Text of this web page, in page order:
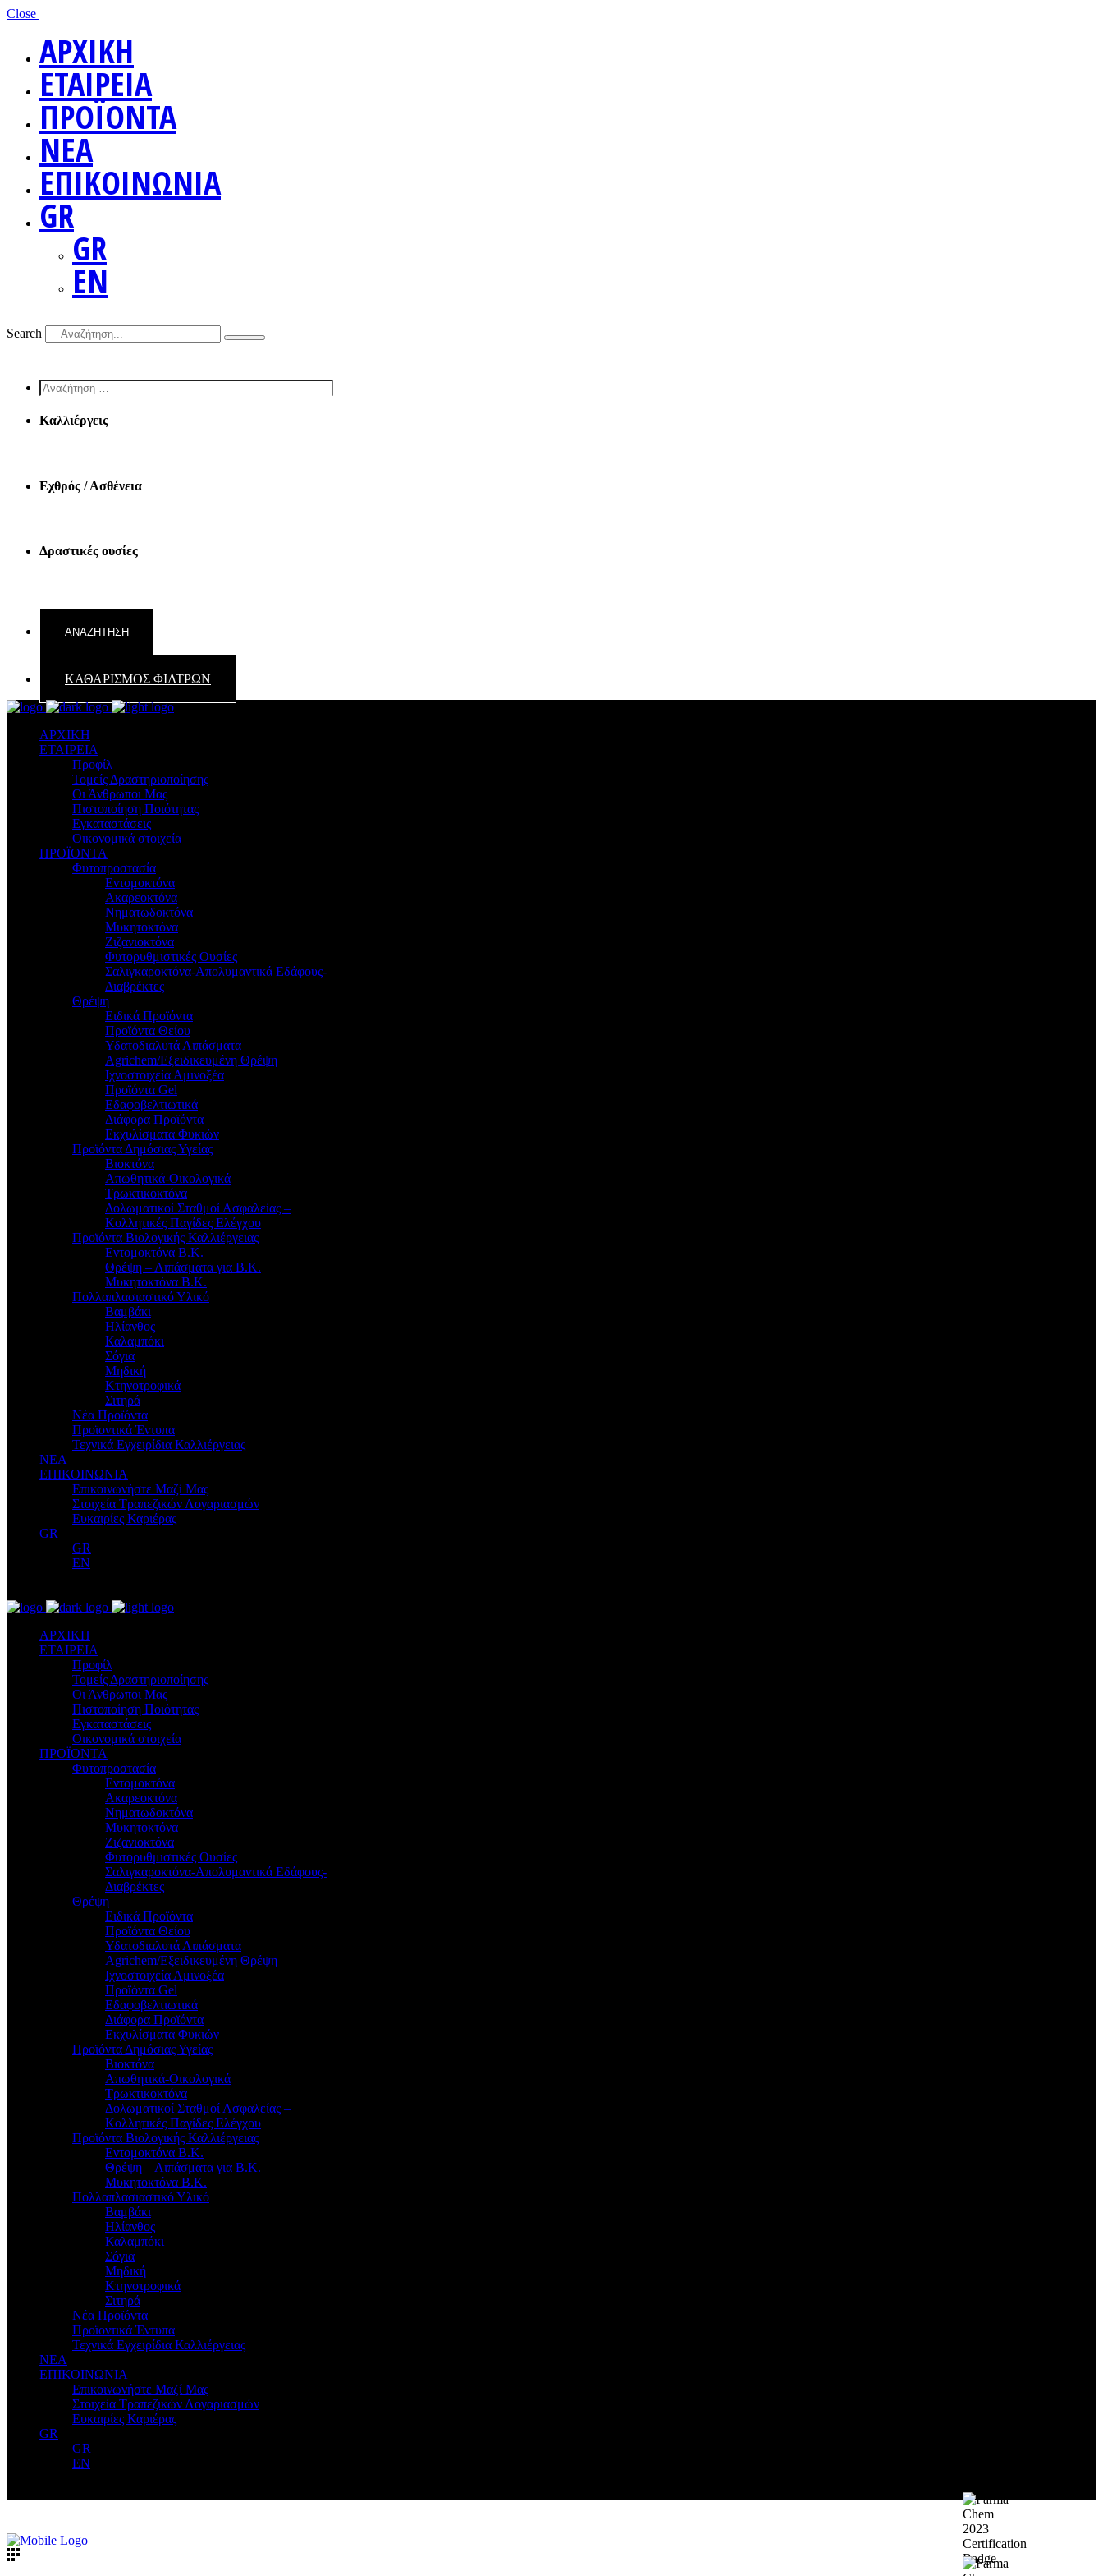
Close
ΑΡΧΙΚΗ
ΕΤΑΙΡΕΙΑ
ΠΡΟΪΟΝΤΑ
ΝΕΑ
ΕΠΙΚΟΙΝΩΝΙΑ
GR
GR
EN
Search
Screen
reader
text
Καλλιέργεις
Εχθρός / Ασθένεια
Δραστικές ουσίες
ΚΑΘΑΡΙΣΜΟΣ ΦΙΛΤΡΩΝ
ΑΡΧΙΚΗ
ΕΤΑΙΡΕΙΑ
Προφίλ
Τομείς Δραστηριοποίησης
Οι Άνθρωποι Μας
Πιστοποίηση Ποιότητας
Εγκαταστάσεις
Οικονομικά στοιχεία
ΠΡΟΪΟΝΤΑ
Φυτοπροστασία
Εντομοκτόνα
Ακαρεοκτόνα
Νηματωδοκτόνα
Μυκητοκτόνα
Ζιζανιοκτόνα
Φυτορυθμιστικές Ουσίες
Σαλιγκαροκτόνα-Απολυμαντικά Εδάφους-
Διαβρέκτες
Θρέψη
Ειδικά Προϊόντα
Προϊόντα Θείου
Υδατοδιαλυτά Λιπάσματα
Agrichem/Εξειδικευμένη Θρέψη
Ιχνοστοιχεία Αμινοξέα
Προϊόντα Gel
Εδαφοβελτιωτικά
Διάφορα Προϊόντα
Εκχυλίσματα Φυκιών
Προϊόντα Δημόσιας Υγείας
Βιοκτόνα
Απωθητικά-Οικολογικά
Τρωκτικοκτόνα
Δολωματικοί Σταθμοί Ασφαλείας –
Κολλητικές Παγίδες Ελέγχου
Προϊόντα Βιολογικής Καλλιέργειας
Εντομοκτόνα Β.Κ.
Θρέψη – Λιπάσματα για Β.Κ.
Μυκητοκτόνα Β.Κ.
Πολλαπλασιαστικό Υλικό
Βαμβάκι
Ηλίανθος
Καλαμπόκι
Σόγια
Μηδική
Κτηνοτροφικά
Σιτηρά
Νέα Προϊόντα
Προϊοντικά Έντυπα
Τεχνικά Εγχειρίδια Καλλιέργειας
ΝΕΑ
ΕΠΙΚΟΙΝΩΝΙΑ
Επικοινωνήστε Μαζί Μας
Στοιχεία Τραπεζικών Λογαριασμών
Ευκαιρίες Καριέρας
GR
GR
EN
ΑΡΧΙΚΗ
ΕΤΑΙΡΕΙΑ
Προφίλ
Τομείς Δραστηριοποίησης
Οι Άνθρωποι Μας
Πιστοποίηση Ποιότητας
Εγκαταστάσεις
Οικονομικά στοιχεία
ΠΡΟΪΟΝΤΑ
Φυτοπροστασία
Εντομοκτόνα
Ακαρεοκτόνα
Νηματωδοκτόνα
Μυκητοκτόνα
Ζιζανιοκτόνα
Φυτορυθμιστικές Ουσίες
Σαλιγκαροκτόνα-Απολυμαντικά Εδάφους-
Διαβρέκτες
Θρέψη
Ειδικά Προϊόντα
Προϊόντα Θείου
Υδατοδιαλυτά Λιπάσματα
Agrichem/Εξειδικευμένη Θρέψη
Ιχνοστοιχεία Αμινοξέα
Προϊόντα Gel
Εδαφοβελτιωτικά
Διάφορα Προϊόντα
Εκχυλίσματα Φυκιών
Προϊόντα Δημόσιας Υγείας
Βιοκτόνα
Απωθητικά-Οικολογικά
Τρωκτικοκτόνα
Δολωματικοί Σταθμοί Ασφαλείας –
Κολλητικές Παγίδες Ελέγχου
Προϊόντα Βιολογικής Καλλιέργειας
Εντομοκτόνα Β.Κ.
Θρέψη – Λιπάσματα για Β.Κ.
Μυκητοκτόνα Β.Κ.
Πολλαπλασιαστικό Υλικό
Βαμβάκι
Ηλίανθος
Καλαμπόκι
Σόγια
Μηδική
Κτηνοτροφικά
Σιτηρά
Νέα Προϊόντα
Προϊοντικά Έντυπα
Τεχνικά Εγχειρίδια Καλλιέργειας
ΝΕΑ
ΕΠΙΚΟΙΝΩΝΙΑ
Επικοινωνήστε Μαζί Μας
Στοιχεία Τραπεζικών Λογαριασμών
Ευκαιρίες Καριέρας
GR
GR
EN